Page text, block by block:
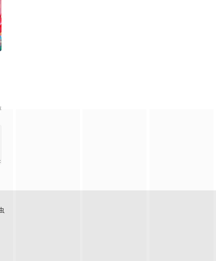
。在宇宙
大陆南云帝国有名的废物牧云身上觉醒。牧云
秒竟然血流成河……明明是爱民如子的君王下一秒竟然变成嗜血凶兽……“